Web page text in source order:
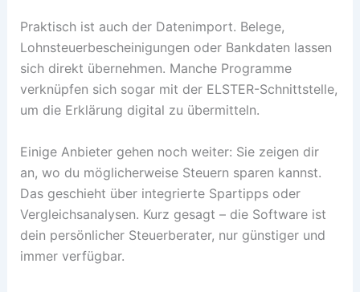
Praktisch ist auch der Datenimport. Belege,
Lohnsteuerbescheinigungen oder Bankdaten lassen
sich direkt übernehmen. Manche Programme
verknüpfen sich sogar mit der ELSTER-Schnittstelle,
um die Erklärung digital zu übermitteln.
Einige Anbieter gehen noch weiter: Sie zeigen dir
an, wo du möglicherweise Steuern sparen kannst.
Das geschieht über integrierte Spartipps oder
Vergleichsanalysen. Kurz gesagt – die Software ist
dein persönlicher Steuerberater, nur günstiger und
immer verfügbar.